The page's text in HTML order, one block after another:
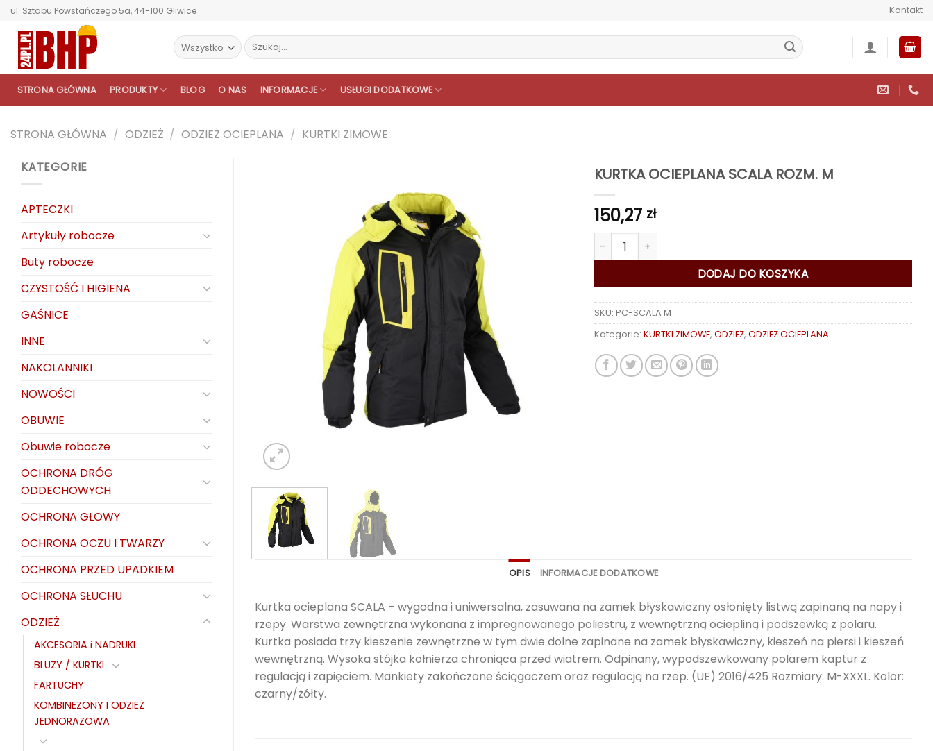
Przewiń
zawartości
ul. Sztabu Powstańczego 5a, 44-100 Gliwice Kontakt
Szukaj:
STRONA GŁÓWNA PRODUKTY BLOG O NAS INFORMACJE USŁUGI DODATKOWE
STRONA GŁÓWNA / ODZIEŻ / ODZIEŻ OCIEPLANA / KURTKI ZIMOWE
KATEGORIE
APTECZKI
Artykuły robocze
Buty robocze
CZYSTOŚĆ I HIGIENA
GAŚNICE
INNE
NAKOLANNIKI
NOWOŚCI
OBUWIE
Obuwie robocze
OCHRONA DRÓG
ODDECHOWYCH
OCHRONA GŁOWY
OCHRONA OCZU I TWARZY
OCHRONA PRZED UPADKIEM
OCHRONA SŁUCHU
ODZIEŻ
AKCESORIA i NADRUKI
BLUZY / KURTKI
FARTUCHY
KOMBINEZONY I ODZIEŻ
JEDNORAZOWA
KURTKA OCIEPLANA SCALA ROZM. M
150,27 zł
ilość KURTKA OCIEPLANA SCALA ROZM. M
DODAJ DO KOSZYKA
SKU: PC-SCALA M
Kategorie: KURTKI ZIMOWE, ODZIEŻ, ODZIEŻ OCIEPLANA
OPIS INFORMACJE DODATKOWE
Kurtka ocieplana SCALA – wygodna i uniwersalna, zasuwana na zamek błyskawiczny osłonięty listwą zapinaną na napy i
rzepy. Warstwa zewnętrzna wykonana z impregnowanego poliestru, z wewnętrzną ociepliną i podszewką z polaru.
Kurtka posiada trzy kieszenie zewnętrzne w tym dwie dolne zapinane na zamek błyskawiczny, kieszeń na piersi i kieszeń
wewnętrzną. Wysoka stójka kołnierza chroniąca przed wiatrem. Odpinany, wypodszewkowany polarem kaptur z
regulacją i zapięciem. Mankiety zakończone ściągaczem oraz regulacją na rzep. (UE) 2016/425 Rozmiary: M-XXXL. Kolor:
czarny/żółty.